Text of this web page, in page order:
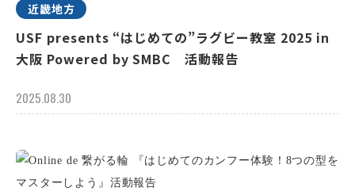
近畿地方
USF presents “はじめての”ラグビー教室 2025 in
大阪 Powered by SMBC 活動報告
2025.08.30